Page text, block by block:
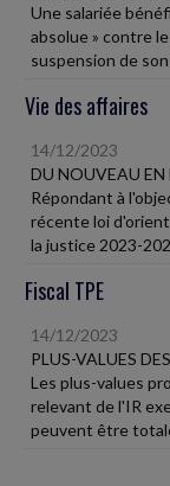
Une salariée
absolue » contre
suspension de
Vie des affaires
14/12/2023
DU NOUVEAU
Répondant à
récente loi
la justice 2023-
Fiscal TPE
14/12/2023
PLUS-VALUES
Les plus-values
relevant de l'IR
peuvent être